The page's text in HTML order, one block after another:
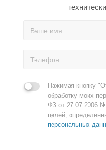
Нажимая кнопку
обработку моих
ФЗ от 27.07.2006
целей,
персональных